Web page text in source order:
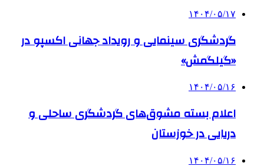
۱۴۰۴/۰۵/۱۷
گردشگری سینمایی و رویداد جهانی اکسپو در
«گیلگمش»
۱۴۰۴/۰۵/۱۶
اعلام بسته مشوق‌های گردشگری ساحلی و
دریایی در خوزستان
۱۴۰۴/۰۵/۱۶